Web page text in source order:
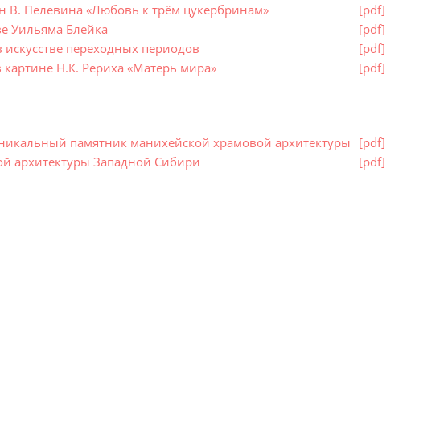
В. Пелевина «Любовь к трём цукербринам»
[pdf]
Уильяма Блейка
[pdf]
переходных периодов
[pdf]
Н.К. Рериха «Матерь мира»
[pdf]
памятник манихейской храмовой архитектуры [pdf]
архитектуры Западной Сибири
[pdf]